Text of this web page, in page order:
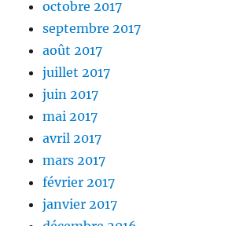
octobre 2017
septembre 2017
août 2017
juillet 2017
juin 2017
mai 2017
avril 2017
mars 2017
février 2017
janvier 2017